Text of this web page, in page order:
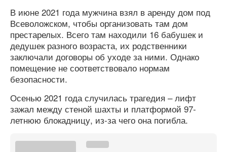
В июне 2021 года мужчина взял в аренду дом под
Всеволожском, чтобы организовать там дом
престарелых. Всего там находили 16 бабушек и
дедушек разного возраста, их родственники
заключали договоры об уходе за ними. Однако
помещение не соответствовало нормам
безопасности.
Осенью 2021 года случилась трагедия – лифт
зажал между стеной шахты и платформой 97-
летнюю блокадницу, из-за чего она погибла.